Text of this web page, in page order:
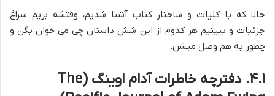
حالا که با کلیات و ساختار کتاب آشنا شدیم، وقتشه بریم سراغ
جزئیات و ببینیم هر کدوم از این شش داستان چی می خوان بگن و
چطور به هم وصل میشن.
۴.۱. دفترچه خاطرات آدام اوینگ (The